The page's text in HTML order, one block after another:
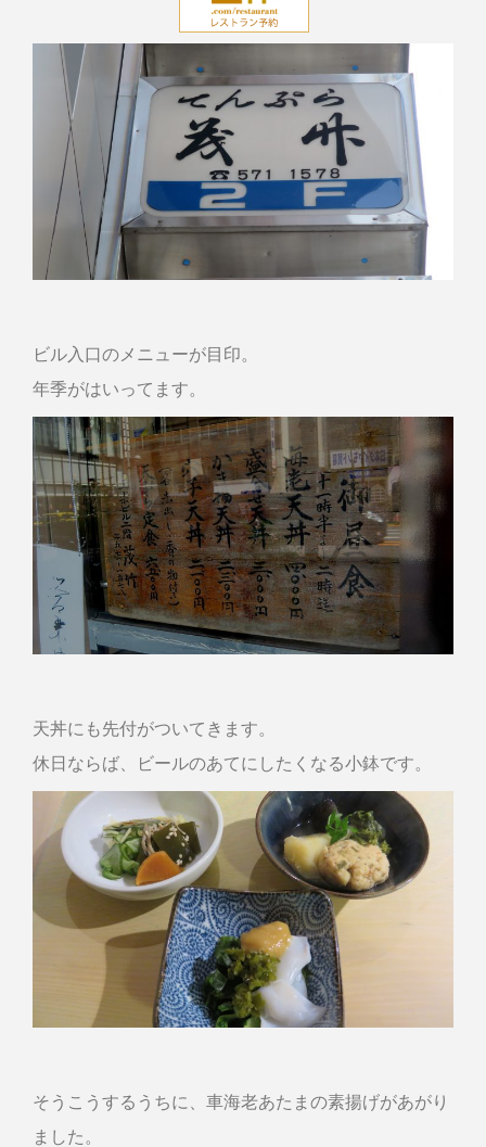
ビル入口のメニューが目印。
年季がはいってます。
天丼にも先付がついてきます。
休日ならば、ビールのあてにしたくなる小鉢です。
そうこうするうちに、車海老あたまの素揚げがあがり
ました。